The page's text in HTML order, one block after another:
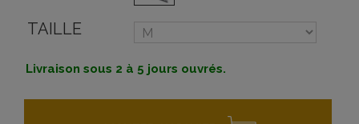
TAILLE
Livraison sous 2 à 5 jours ouvrés.